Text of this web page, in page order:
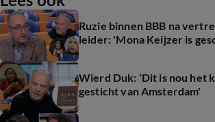
Ruzie binnen BBB na
leider: 'Mona Keijzer is
Wierd Duk: ‘Dit is nou het
gesticht van Amsterdam'